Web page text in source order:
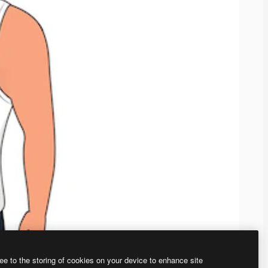
to the storing of cookies on your device to enhance site